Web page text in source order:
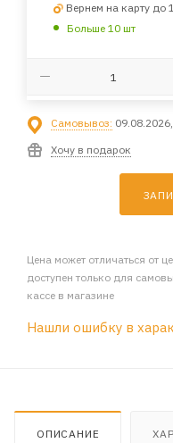
Вернем на карту до
Больше 10 шт
Самовывоз:
Хочу в подарок
Цена может отличаться от
доступен только для
кассе в магазине
Нашли ошибку в
ОПИСАНИЕ